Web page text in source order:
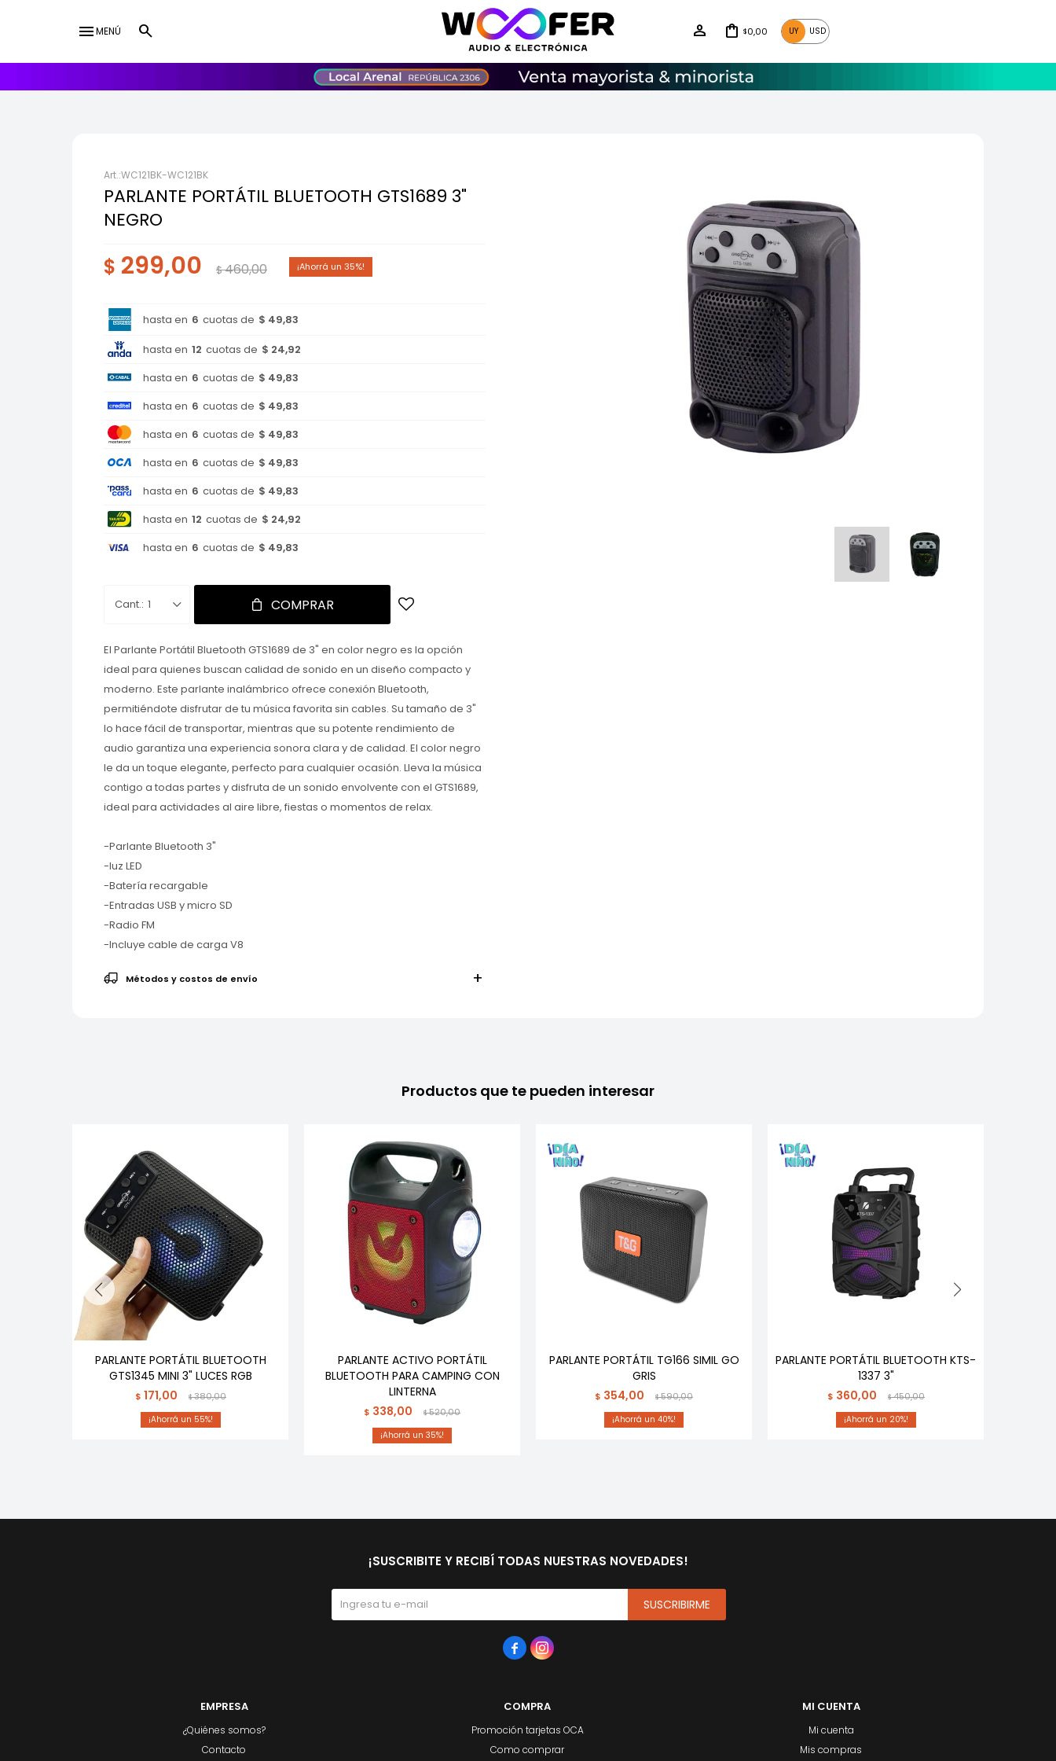
menuMENÚ $0,00 UY USD
WC121BK-WC121BK
PARLANTE PORTÁTIL BLUETOOTH GTS1689 3"
NEGRO
$ 299,00 $460,00 35
hasta en 6 cuotas de $ 49,83
hasta en 12 cuotas de $ 24,92
hasta en 6 cuotas de $ 49,83
hasta en 6 cuotas de $ 49,83
hasta en 6 cuotas de $ 49,83
hasta en 6 cuotas de $ 49,83
hasta en 6 cuotas de $ 49,83
hasta en 12 cuotas de $ 24,92
hasta en 6 cuotas de $ 49,83
1 COMPRAR
El Parlante Portátil Bluetooth GTS1689 de 3" en color negro es la opción
ideal para quienes buscan calidad de sonido en un diseño compacto y
moderno. Este parlante inalámbrico ofrece conexión Bluetooth,
permitiéndote disfrutar de tu música favorita sin cables. Su tamaño de 3"
lo hace fácil de transportar, mientras que su potente rendimiento de
audio garantiza una experiencia sonora clara y de calidad. El color negro
le da un toque elegante, perfecto para cualquier ocasión. Lleva la música
contigo a todas partes y disfruta de un sonido envolvente con el GTS1689,
ideal para actividades al aire libre, fiestas o momentos de relax.
-Parlante Bluetooth 3"
-luz LED
-Batería recargable
-Entradas USB y micro SD
-Radio FM
-Incluye cable de carga V8
Métodos y costos de envío
Productos que te pueden interesar
PARLANTE PORTÁTIL BLUETOOTH
GTS1345 MINI 3" LUCES RGB
$ 171,00 $380,00
55
PARLANTE ACTIVO PORTÁTIL
BLUETOOTH PARA CAMPING CON
LINTERNA
$ 338,00 $520,00
35
PARLANTE PORTÁTIL TG166 SIMIL GO
GRIS
$ 354,00 $590,00
40
PARLANTE PORTÁTIL BLUETOOTH KTS-
1337 3"
$ 360,00 $450,00
20
EMPRESA
¿Quiénes somos?
Contacto
COMPRA
Promoción tarjetas OCA
Como comprar
MI CUENTA
Mi cuenta
Mis compras
¡SUSCRIBITE Y RECIBÍ TODAS NUESTRAS NOVEDADES!
SUSCRIBIRME
 